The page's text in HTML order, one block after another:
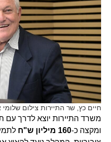
חיים כץ, שר התיירות צילום
ומקצה כ-160 מיליון ש"ח